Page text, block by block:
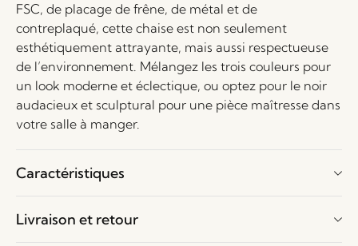
FSC, de placage de frêne, de métal et de
contreplaqué, cette chaise est non seulement
esthétiquement attrayante, mais aussi respectueuse
de l’environnement. Mélangez les trois couleurs pour
un look moderne et éclectique, ou optez pour le noir
audacieux et sculptural pour une pièce maîtresse dans
votre salle à manger.
Caractéristiques
Livraison et retour